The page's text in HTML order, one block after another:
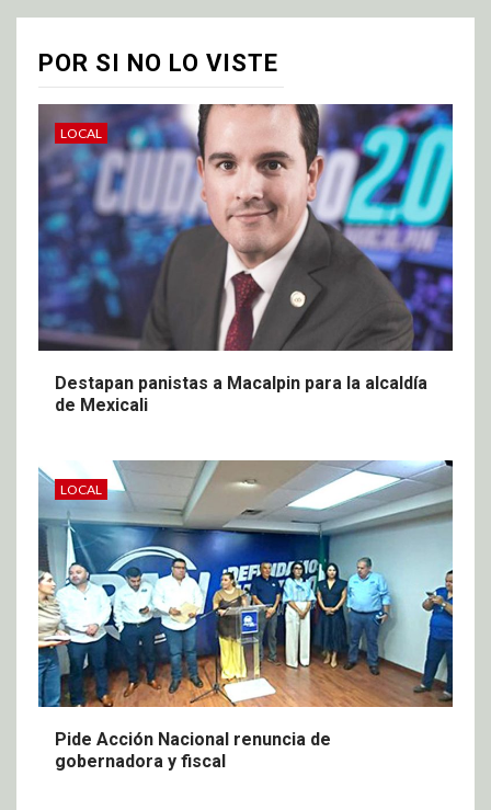
POR SI NO LO VISTE
LOCAL
Destapan panistas a Macalpin para la alcaldía
de Mexicali
LOCAL
Pide Acción Nacional renuncia de
gobernadora y fiscal